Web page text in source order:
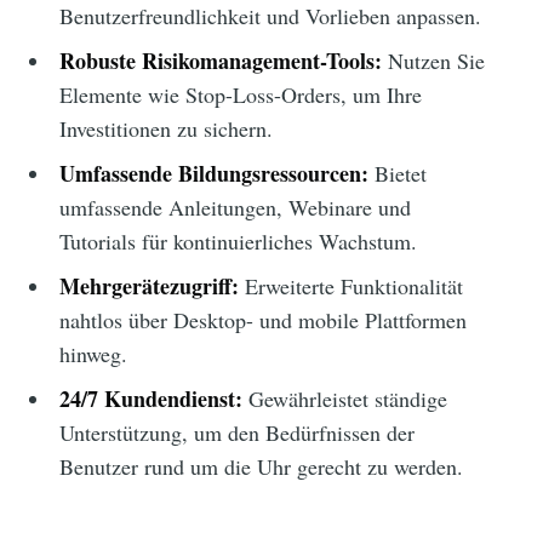
Benutzerfreundlichkeit und Vorlieben anpassen.
Robuste Risikomanagement-Tools: Nutzen Sie
Elemente wie Stop-Loss-Orders, um Ihre
Investitionen zu sichern.
Umfassende Bildungsressourcen: Bietet
umfassende Anleitungen, Webinare und
Tutorials für kontinuierliches Wachstum.
Mehrgerätezugriff: Erweiterte Funktionalität
nahtlos über Desktop- und mobile Plattformen
hinweg.
24/7 Kundendienst: Gewährleistet ständige
Unterstützung, um den Bedürfnissen der
Benutzer rund um die Uhr gerecht zu werden.